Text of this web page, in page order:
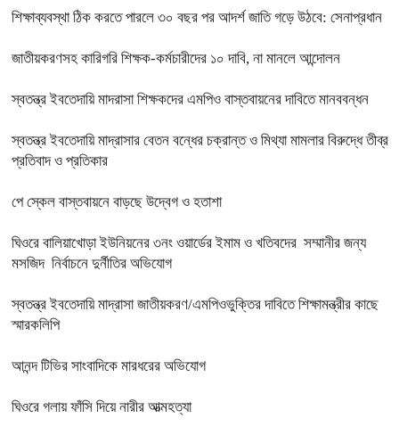
শিক্ষাব্যবস্থা ঠিক করতে পারলে ৩০ বছর পর আদর্শ জাতি গড়ে উঠবে: সেনাপ্রধান
জাতীয়করণসহ কারিগরি শিক্ষক-কর্মচারীদের ১০ দাবি, না মানলে আন্দোলন
স্বতন্ত্র ইবতেদায়ি মাদরাসা শিক্ষকদের এমপিও বাস্তবায়নের দাবিতে মানববন্ধন
স্বতন্ত্র ইবতেদায়ি মাদ্রাসার বেতন বন্ধের চক্রান্ত ও মিথ্যা মামলার বিরুদ্ধে তীব্র
প্রতিবাদ ও প্রতিকার
পে স্কেল বাস্তবায়নে বাড়ছে উদ্বেগ ও হতাশা
ঘিওরে বালিয়াখোড়া ইউনিয়নের ৩নং ওয়ার্ডের ইমাম ও খতিবদের সম্মানীর জন্য
মসজিদ নির্বাচনে দুর্নীতির অভিযোগ
স্বতন্ত্র ইবতেদায়ি মাদ্রাসা জাতীয়করণ/এমপিওভুক্তির দাবিতে শিক্ষামন্ত্রীর কাছে
স্মারকলিপি
আনন্দ টিভির সাংবাদিকে মারধরের অভিযোগ
ঘিওরে গলায় ফাঁসি দিয়ে নারীর আত্মহত্যা